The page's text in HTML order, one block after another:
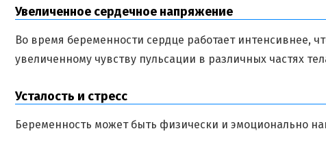
Увеличенное сердечное напряжение
Во время беременности сердце работает интенсивнее,
увеличенному чувству пульсации в различных частях
Усталость и стресс
Беременность может быть физически и эмоционально